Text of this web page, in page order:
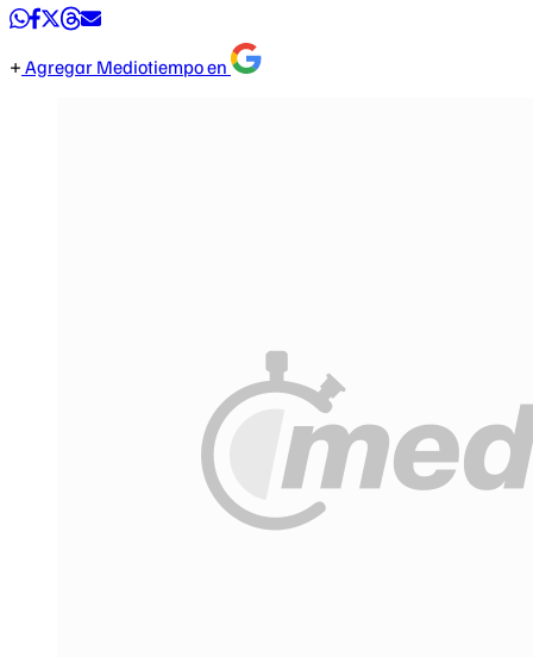
Agregar Mediotiempo en